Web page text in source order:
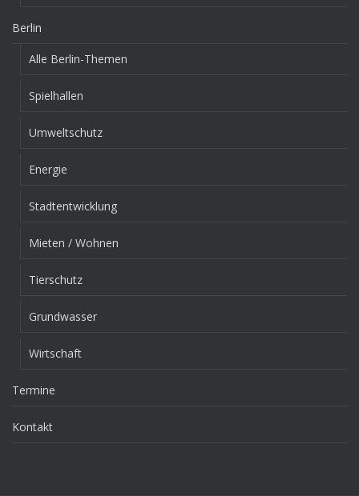
Berlin
Alle Berlin-Themen
Spielhallen
Umweltschutz
Energie
Stadtentwicklung
Mieten / Wohnen
Tierschutz
Grundwasser
Wirtschaft
Termine
Kontakt